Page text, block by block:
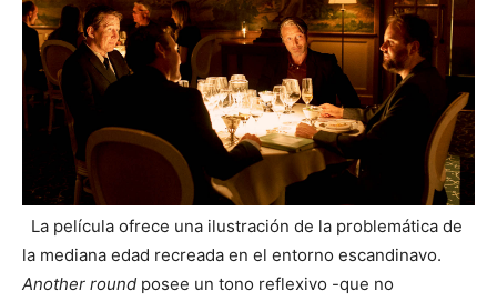
La película ofrece una ilustración de la problemática de
la mediana edad recreada en el entorno escandinavo.
Another round posee un tono reflexivo -que no